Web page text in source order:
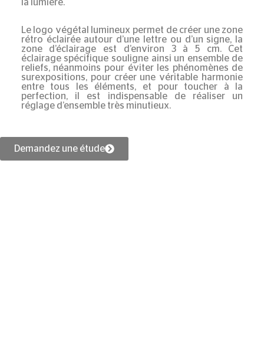
la lumière.
Le logo végétal lumineux permet de créer une zone
rétro éclairée autour d’une lettre ou d’un signe, la
zone d’éclairage est d’environ 3 à 5 cm. Cet
éclairage spécifique souligne ainsi un ensemble de
reliefs, néanmoins pour éviter les phénomènes de
surexpositions, pour créer une véritable harmonie
entre tous les éléments, et pour toucher à la
perfection, il est indispensable de réaliser un
réglage d’ensemble très minutieux.
Demandez une étude